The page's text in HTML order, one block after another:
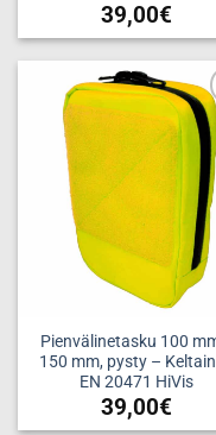
39,00€
Pienvälinetasku 100
150 mm, pysty –
EN 20471 HiVis
39,00€